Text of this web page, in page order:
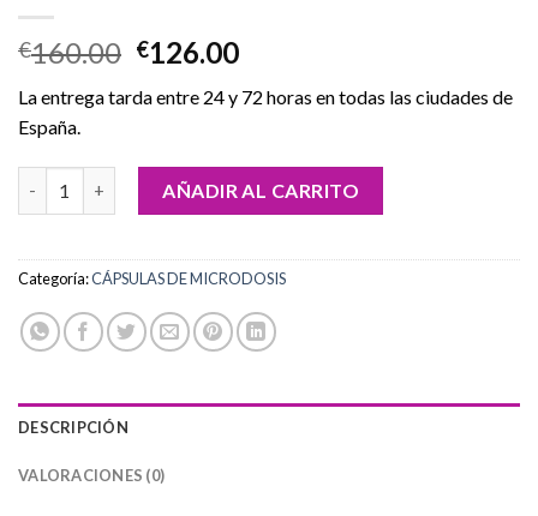
€160.00 El
original
€160.00.
€126.00El
actual
€126.00.
La entrega tarda entre 24 y 72 horas en todas las ciudades de
España.
Comprar cápsulas de seta melena de león online cantidad
AÑADIR AL CARRITO
Categoría:CÁPSULAS DE MICRODOSIS
DESCRIPCIÓN
VALORACIONES (0)